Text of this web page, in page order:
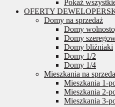
Pokaż
OFERTY
Domy na sprzedaż
Domy
Domy
Domy bliźniaki
Domy 1/2
Domy 1/4
Mieszkania na
Mieszkania 1-
Mieszkania 2-
Mieszkania 3-